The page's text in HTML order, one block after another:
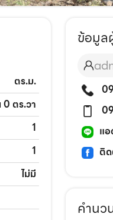
ตร.ม.
0 ตร.วา
1
1
ไม่มี
ข้อมูล
แอ
ติ
คำนว